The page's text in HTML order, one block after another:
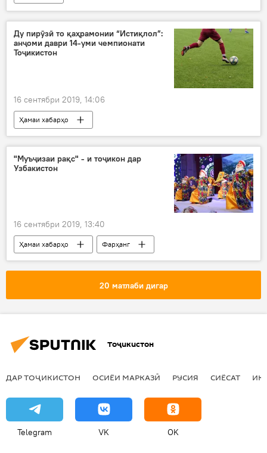
Ду пирӯзӣ то қаҳрамонии “Истиқлол”:
анҷоми даври 14-уми чемпионати
Тоҷикистон
16 сентябри 2019, 14:06
Ҳамаи хабарҳо
Навигариҳои варзиши Тоҷикистон
"Муъҷизаи рақс" - и тоҷикон дар
Узбакистон
16 сентябри 2019, 13:40
Ҳамаи хабарҳо
Фарҳанг
Осиёи Марказӣ
20 матлаби дигар
Тоҷикистон
ДАР ТОҶИКИСТОН ОСИЁИ МАРКАЗӢ РУСИЯ СИЁСАТ
Telegram VK OK